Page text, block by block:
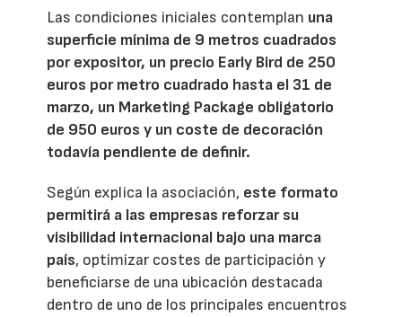
Las condiciones iniciales contemplan una
superficie mínima de 9 metros cuadrados
por expositor, un precio Early Bird de 250
euros por metro cuadrado hasta el 31 de
marzo, un Marketing Package obligatorio
de 950 euros y un coste de decoración
todavía pendiente de definir.
Según explica la asociación, este formato
permitirá a las empresas reforzar su
visibilidad internacional bajo una marca
país, optimizar costes de participación y
beneficiarse de una ubicación destacada
dentro de uno de los principales encuentros